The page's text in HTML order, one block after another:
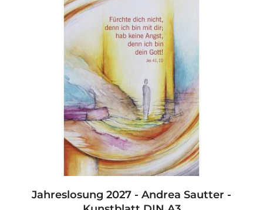
Jahreslosung 2027 - Andrea Sautter -